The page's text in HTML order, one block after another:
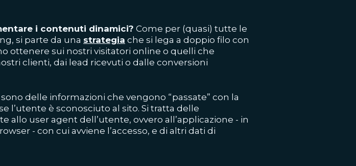
i contenuti dinamici? Come per (quasi) tutte le
si parte da una strategia che si lega a doppio filo con
ottenere sui nostri visitatori online o quelli che
clienti, dai lead ricevuti o dalle conversioni
delle informazioni che vengono “passate” con la
l’utente è sconosciuto al sito. Si tratta delle
allo user agent dell’utente, ovvero all’applicazione - in
- con cui avviene l’accesso, e di altri dati di